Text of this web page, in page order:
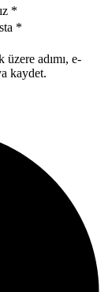
*
*
adımı, e-
kaydet.